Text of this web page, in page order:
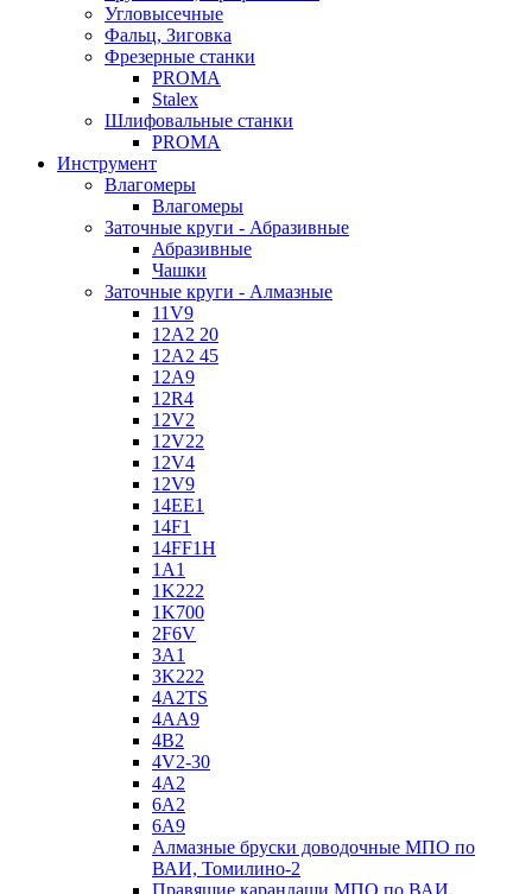
Угловысечные
Фальц, Зиговка
Фрезерные станки
PROMA
Stalex
Шлифовальные станки
PROMA
Инструмент
Влагомеры
Влагомеры
Заточные круги - Абразивные
Абразивные
Чашки
Заточные круги - Алмазные
11V9
12A2 20
12A2 45
12A9
12R4
12V2
12V22
12V4
12V9
14EE1
14F1
14FF1H
1A1
1K222
1K700
2F6V
3A1
3K222
4A2TS
4AA9
4B2
4V2-30
4А2
6A2
6A9
Алмазные бруски доводочные МПО по
ВАИ, Томилино-2